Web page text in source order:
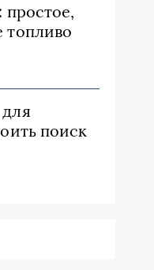
простое,
топливо
поиск